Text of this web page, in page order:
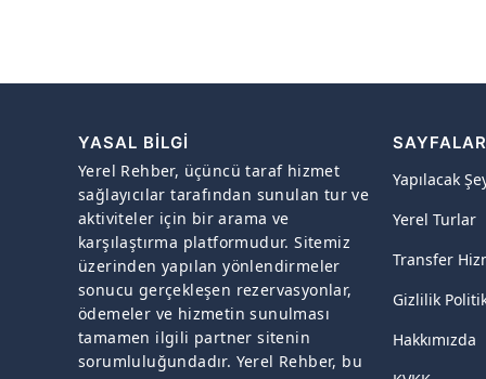
YASAL BILGI
Yerel Rehber, üçüncü taraf hizmet
sağlayıcılar tarafından sunulan tur ve
aktiviteler için bir arama ve
karşılaştırma platformudur. Sitemiz
üzerinden yapılan yönlendirmeler
sonucu gerçekleşen rezervasyonlar,
ödemeler ve hizmetin sunulması
tamamen ilgili partner sitenin
sorumluluğundadır. Yerel Rehber, bu
SAYFALAR
Yapılacak
Yerel Turlar
Transfer
Gizlilik
Hakkımızda